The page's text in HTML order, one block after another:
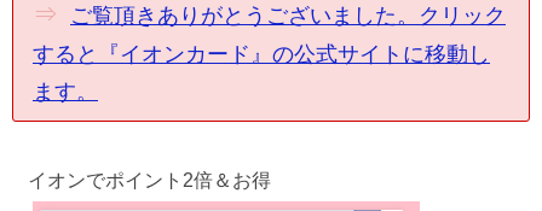
⇒
ご覧頂きありがとうございました。クリック
すると『イオンカード』の公式サイトに移動し
ます。
イオンでポイント2倍＆お得